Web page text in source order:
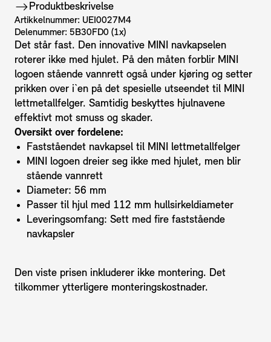
Produktbeskrivelse
Artikkelnummer: UEI0027M4
Delenummer: 5B30FD0 (1x)
Det står fast. Den innovative MINI navkapselen
roterer ikke med hjulet. På den måten forblir MINI
logoen stående vannrett også under kjøring og setter
prikken over i`en på det spesielle utseendet til MINI
lettmetallfelger. Samtidig beskyttes hjulnavene
effektivt mot smuss og skader.
Oversikt over fordelene:
Fastståendet navkapsel til MINI lettmetallfelger
MINI logoen dreier seg ikke med hjulet, men blir
stående vannrett
Diameter: 56 mm
Passer til hjul med 112 mm hullsirkeldiameter
Leveringsomfang: Sett med fire faststående
navkapsler
Den viste prisen inkluderer ikke montering. Det
tilkommer ytterligere monteringskostnader.